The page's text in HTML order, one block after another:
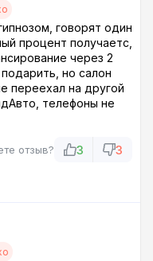
говорят один
процент получаетс,
через 2
но салон
переехал на другой
телефоны не
их сразу.
автомобиль
отзыв? 3 3